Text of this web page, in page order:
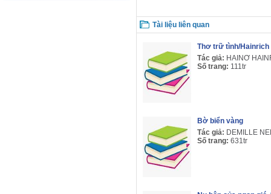
Tài liệu liên quan
Thơ trữ tình/Hainrich
Tác giả: HAINƠ
Số trang: 111tr
Bờ biển vàng
Tác giả: DEMILLE
Số trang: 631tr